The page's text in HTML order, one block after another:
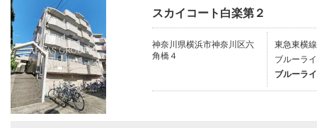
スカイコート白楽第２
神奈川県横浜市神奈川区六
角橋４
東急東横
ブルーラ
ブルーラ